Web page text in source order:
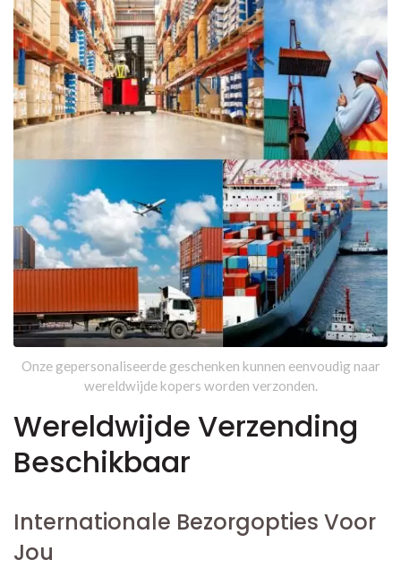
Onze gepersonaliseerde geschenken kunnen eenvoudig naar
wereldwijde kopers worden verzonden.
Wereldwijde Verzending
Beschikbaar
Internationale Bezorgopties Voor
Jou